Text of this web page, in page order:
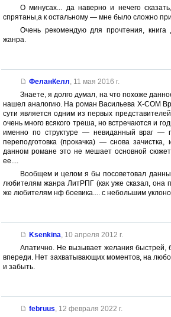
О минусах... да наверно и нечего
спрятаны,а к остальному — мне было сложно
Очень рекомендую для прочтения, книга
жанра.
ФеланКелл, 11 мая 2016 г.
Знаете, я долго думал, на что похоже
нашел аналогию. На роман Васильева X-COM
сути является одним из первых
очень много всякого треша, но встречаются и
именно по структуре — невиданный враг —
переподготовка (прокачка) — снова зачистка,
данном романе это не мешает основной
ее....
Вообщем и целом я бы посоветовал
любителям жанра ЛитРПГ (как уже сказал, она
же любителям нф боевика.... с небольшим
Ksenkina, 10 апреля 2012 г.
Апатично. Не вызывает желания быстрей,
впереди. Нет захватывающих моментов, на
и забыть.
februus, 12 февраля 2022 г.